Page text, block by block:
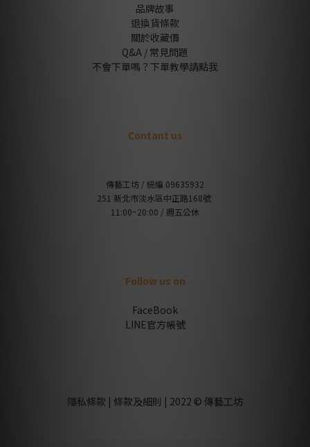
品牌故事
退換貨條款
關於收藏價
Q&A / 常見問題
不會下單嗎？下單教學請點我
Contant us
傳藝工坊 / 統編 09635932
251 新北市淡水區中正路168號
11:00~20:00 / 週五公休
Follow us on
FaceBook
LINE官方帳號
隱私條款 | 條款及細則 | 2022 © 傳藝工坊